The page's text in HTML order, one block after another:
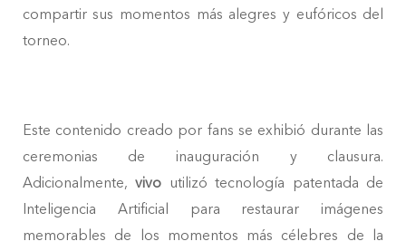
compartir sus momentos más alegres y eufóricos del
torneo.
Este contenido creado por fans se exhibió durante las
ceremonias de inauguración y clausura.
Adicionalmente,vivo utilizó tecnología patentada de
Inteligencia Artificial para restaurar imágenes
memorables de los momentos más célebres de la